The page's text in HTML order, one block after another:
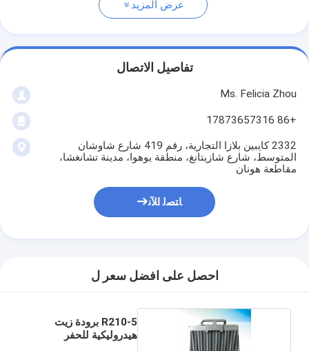
عرض المزيد
تفاصيل الاتصال
Ms. Felicia Zhou
+86 17873657316
2332 كايبين بلازا التجارية، رقم 419 شارع شاوشان
المتوسط، شارع شازيتانغ، منطقة يوهوا، مدينة تشانغشا،
مقاطعة هونان
ﺎﺘﺼﻟ ﺍﻶﻧ
احصل على افضل سعر ل
R210-5 برودة زيت
هيدروليكية للحفر